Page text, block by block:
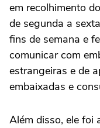
em recolhimento
de segunda a
fins de semana e
comunicar com
estrangeiras e de
embaixadas e
Além disso, ele foi